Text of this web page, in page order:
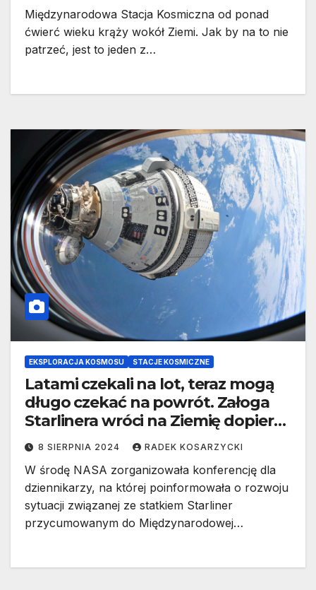
Międzynarodowa Stacja Kosmiczna od ponad
ćwierć wieku krąży wokół Ziemi. Jak by na to nie
patrzeć, jest to jeden z…
EKSPLORACJA KOSMOSU STACJE KOSMICZNE
Latami czekali na lot, teraz mogą
długo czekać na powrót. Załoga
Starlinera wróci na Ziemię dopiero
w przyszłym roku?
8 SIERPNIA 2024 RADEK KOSARZYCKI
W środę NASA zorganizowała konferencję dla
dziennikarzy, na której poinformowała o rozwoju
sytuacji związanej ze statkiem Starliner
przycumowanym do Międzynarodowej…